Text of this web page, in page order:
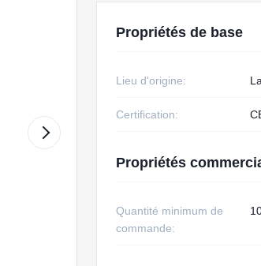
Propriétés de base
Lieu d'origine:
Certification:
Propriétés
Quantité minimum de
commande: